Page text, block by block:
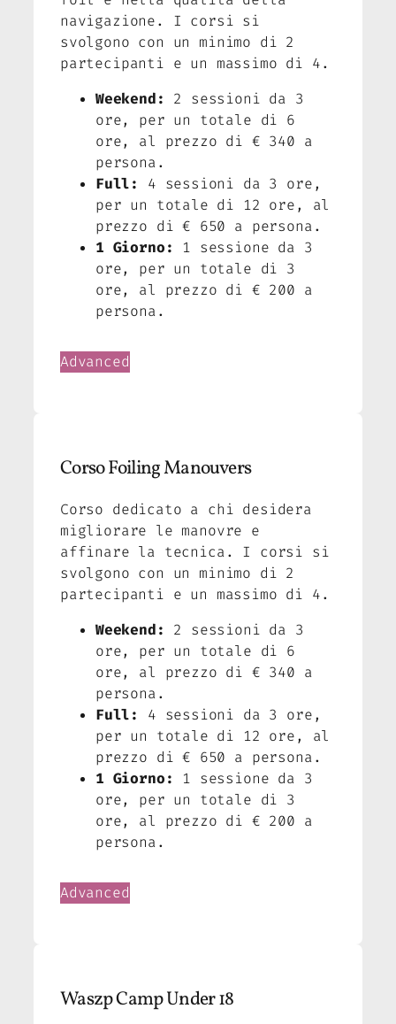
navigazione. I corsi si
svolgono con un minimo di 2
partecipanti e un massimo di 4.
Weekend:
2 sessioni da 3
ore, per un totale di 6
ore, al prezzo di € 340 a
persona.
Full:
4 sessioni da 3 ore,
per un totale di 12 ore, al
prezzo di € 650 a persona.
1 Giorno:
1 sessione da 3
ore, per un totale di 3
ore, al prezzo di € 200 a
persona.
Advanced
Corso Foiling Manouvers
Corso dedicato a chi desidera
migliorare le manovre e
affinare la tecnica. I corsi si
svolgono con un minimo di 2
partecipanti e un massimo di 4.
Weekend:
2 sessioni da 3
ore, per un totale di 6
ore, al prezzo di € 340 a
persona.
Full:
4 sessioni da 3 ore,
per un totale di 12 ore, al
prezzo di € 650 a persona.
1 Giorno:
1 sessione da 3
ore, per un totale di 3
ore, al prezzo di € 200 a
persona.
Advanced
Waszp Camp Under 18